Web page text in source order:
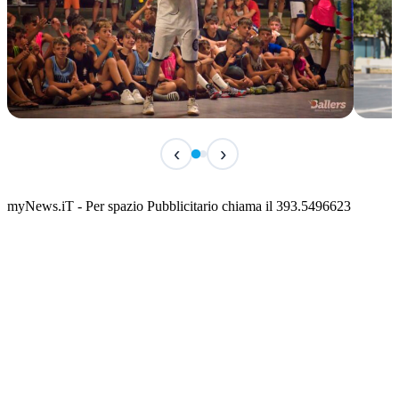
Classic Contest 3vs3 Memorial Michele
📅 6 Agosto 2026 · 09:00 · 📍 Lungomare C. Colombo
‹ ›
myNews.iT - Per spazio Pubblicitario chiama il 393.5496623